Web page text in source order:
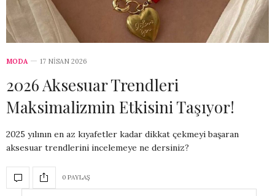
MODA 17 NISAN 2026
2026 Aksesuar Trendleri
Maksimalizmin Etkisini Taşıyor!
2025 yılının en az kıyafetler kadar dikkat çekmeyi başaran
aksesuar trendlerini incelemeye ne dersiniz?
0 PAYLAŞ